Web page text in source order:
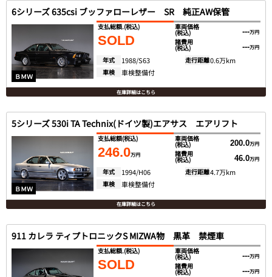
6シリーズ 635csi ブッファローレザー SR 純正AW保管
ＢＭＷ
支払総額.(税込)
SOLD
車両価格
(税込) ---万円
諸費用
(税込) ---万円
年式 1988/S63 走行距離0.6万km
車検 車検整備付
在庫詳細はこちら
5シリーズ 530i TA Technix(ドイツ製)エアサス エアリフト
ＢＭＷ
支払総額(税込)
246.0万円
車両価格
(税込) 200.0万円
諸費用
(税込) 46.0万円
年式 1994/H06 走行距離4.7万km
車検 車検整備付
在庫詳細はこちら
911 カレラ ティプトロニックS MIZWA物 黒革 禁煙車
支払総額.(税込)
SOLD
車両価格
(税込) ---万円
諸費用
(税込) ---万円